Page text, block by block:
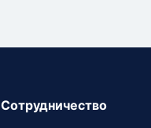
Сотрудничество